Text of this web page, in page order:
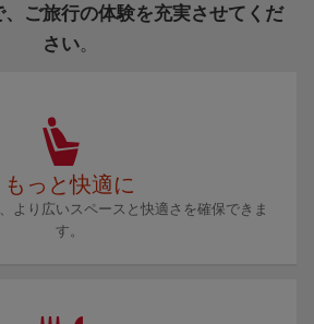
、ご旅行の体験を充実させてくだ
さい。
もっと快適に
より広いスペースと快適さを確保できま
す。